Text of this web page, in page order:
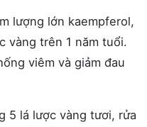
lượng lớn kaempferol,
vàng trên 1 năm tuổi.
viêm và giảm đau
5 lá lược vàng tươi, rửa